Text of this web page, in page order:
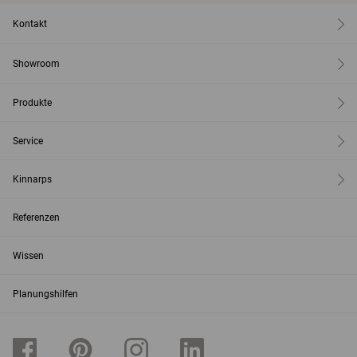
Kontakt
Showroom
Produkte
Service
Kinnarps
Referenzen
Wissen
Planungshilfen